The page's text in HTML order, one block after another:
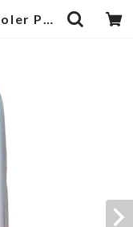
“予約商品” Dreamy Cooler Pen case | mature by ndesign